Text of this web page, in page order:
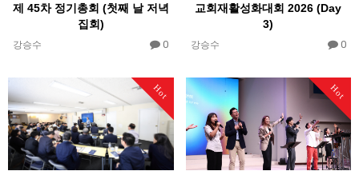
제 45차 정기총회 (첫째 날 저녁
집회)
강승수 0
교회재활성화대회 2026 (Day
3)
강승수 0
Hot Hot